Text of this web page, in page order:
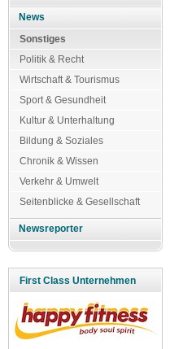
News
Sonstiges
Politik & Recht
Wirtschaft & Tourismus
Sport & Gesundheit
Kultur & Unterhaltung
Bildung & Soziales
Chronik & Wissen
Verkehr & Umwelt
Seitenblicke & Gesellschaft
Newsreporter
First Class Unternehmen